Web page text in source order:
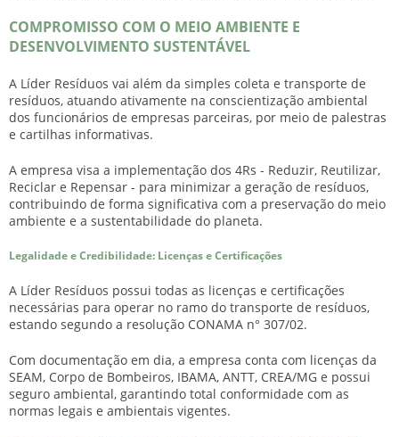
COMPROMISSO COM O MEIO AMBIENTE E
DESENVOLVIMENTO SUSTENTÁVEL
A Líder Resíduos vai além da simples coleta e transporte de
resíduos, atuando ativamente na conscientização ambiental
dos funcionários de empresas parceiras, por meio de palestras
e cartilhas informativas.
A empresa visa a implementação dos 4Rs - Reduzir, Reutilizar,
Reciclar e Repensar - para minimizar a geração de resíduos,
contribuindo de forma significativa com a preservação do meio
ambiente e a sustentabilidade do planeta.
Legalidade e Credibilidade: Licenças e Certificações
A Líder Resíduos possui todas as licenças e certificações
necessárias para operar no ramo do transporte de resíduos,
estando segundo a resolução CONAMA n° 307/02.
Com documentação em dia, a empresa conta com licenças da
SEAM, Corpo de Bombeiros, IBAMA, ANTT, CREA/MG e possui
seguro ambiental, garantindo total conformidade com as
normas legais e ambientais vigentes.